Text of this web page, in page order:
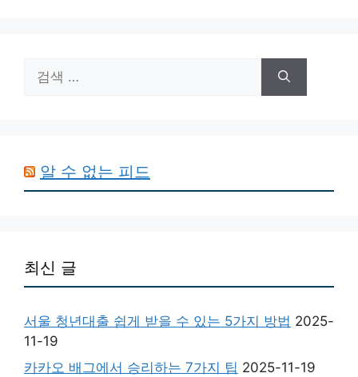
색:
알 수 없는 피드
최신 글
서울 청년대출 쉽게 받을 수 있는 5가지 방법 2025-
11-19
카카오 배그에서 승리하는 7가지 팁 2025-11-19